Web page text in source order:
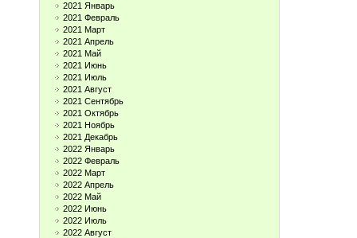
2021 Январь
2021 Февраль
2021 Март
2021 Апрель
2021 Май
2021 Июнь
2021 Июль
2021 Август
2021 Сентябрь
2021 Октябрь
2021 Ноябрь
2021 Декабрь
2022 Январь
2022 Февраль
2022 Март
2022 Апрель
2022 Май
2022 Июнь
2022 Июль
2022 Август